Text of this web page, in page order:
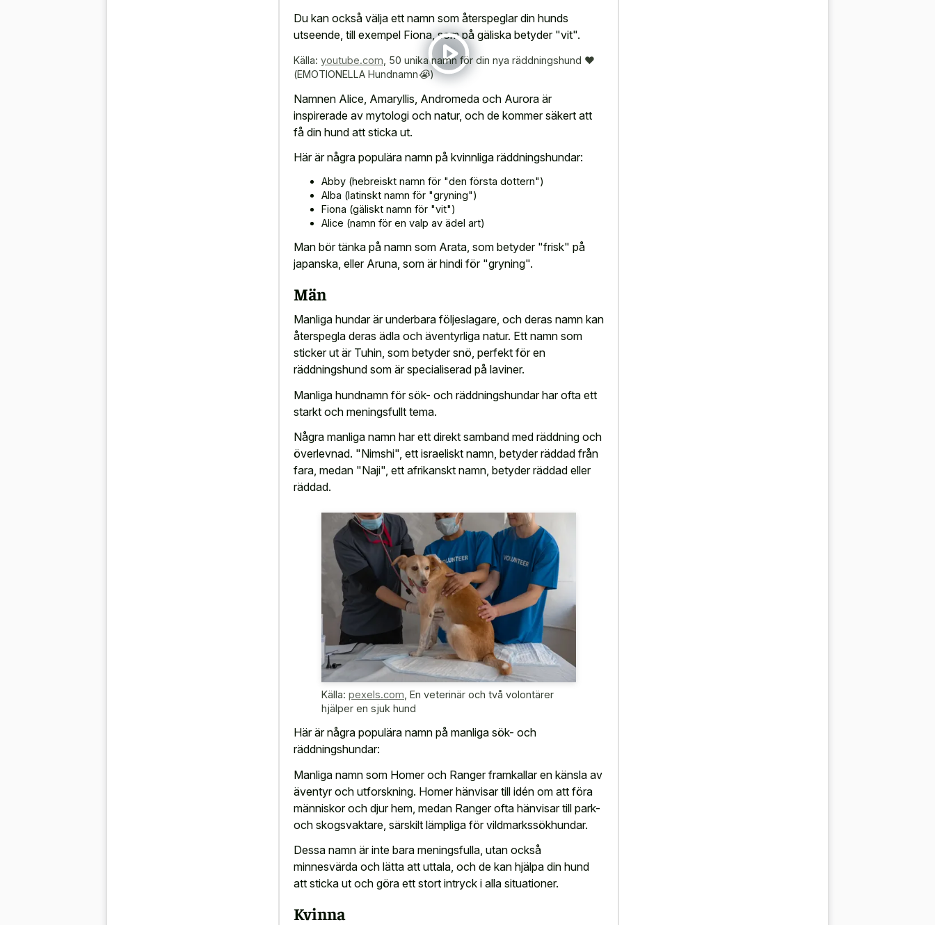
Du kan också välja ett namn som återspeglar din hunds
utseende, till exempel Fiona, som på gäliska betyder "vit".
Källa: youtube.com 50 unika namn för din nya räddningshund ♥
(EMOTIONELLA Hundnamn😭)
Namnen Alice, Amaryllis, Andromeda och Aurora är
inspirerade av mytologi och natur, och de kommer säkert att
få din hund att sticka ut.
Här är några populära namn på kvinnliga räddningshundar:
Abby (hebreiskt namn för "den första dottern")
Alba (latinskt namn för "gryning")
Fiona (gäliskt namn för "vit")
Alice (namn för en valp av ädel art)
Man bör tänka på namn som Arata, som betyder "frisk" på
japanska, eller Aruna, som är hindi för "gryning".
Män
Manliga hundar är underbara följeslagare, och deras namn kan
återspegla deras ädla och äventyrliga natur. Ett namn som
sticker ut är Tuhin, som betyder snö, perfekt för en
räddningshund som är specialiserad på laviner.
Manliga hundnamn för sök- och räddningshundar har ofta ett
starkt och meningsfullt tema.
Några manliga namn har ett direkt samband med räddning och
överlevnad. "Nimshi", ett israeliskt namn, betyder räddad från
fara, medan "Naji", ett afrikanskt namn, betyder räddad eller
räddad.
Källa: pexels.com En veterinär och två volontärer
hjälper en sjuk hund
Här är några populära namn på manliga sök- och
räddningshundar:
Manliga namn som Homer och Ranger framkallar en känsla av
äventyr och utforskning. Homer hänvisar till idén om att föra
människor och djur hem, medan Ranger ofta hänvisar till park-
och skogsvaktare, särskilt lämpliga för vildmarkssökhundar.
Dessa namn är inte bara meningsfulla, utan också
minnesvärda och lätta att uttala, och de kan hjälpa din hund
att sticka ut och göra ett stort intryck i alla situationer.
Kvinna